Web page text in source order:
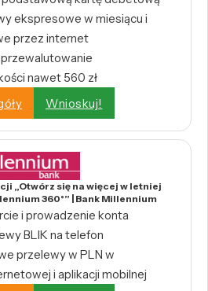
ekspresowe w miesiącu i
przez internet
nawet 560 zł
Wnioskuj!
„Otwórz się na więcej w letniej
360°” | Bank Millennium
i prowadzenie konta
BLIK na telefon
przelewy w PLN w
i aplikacji mobilnej